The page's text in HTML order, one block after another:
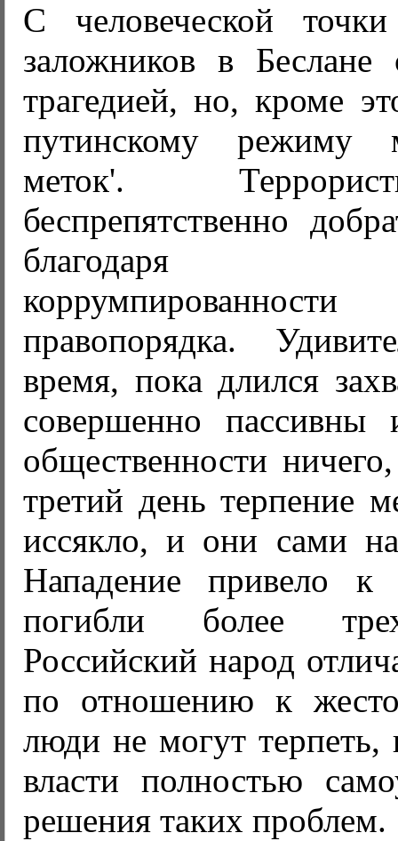
С человеческой
заложников в Беслане
трагедией, но, кроме
путинскому режиму
меток'.
беспрепятственно
благодаря
правопорядка.
время, пока длился
совершенно
общественности
третий день терпение
иссякло, и они сами
Нападение привело к
погибли более
Российский народ
по отношению к
люди не могут терпеть,
власти полностью
решения таких проблем.